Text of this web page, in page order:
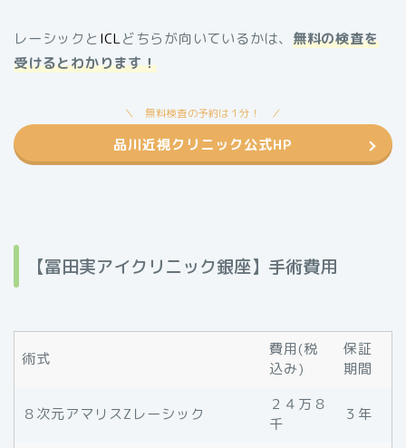
レーシックと ICLどちらが向いているかは、 無料の検査を
受けるとわかります！
無料検査の予約は１分！
品川近視クリニック公式HP
【冨田実アイクリニック銀座】手術費用
術式
費用(税
込み)
保証
期間
８次元アマリスZレーシック
２４万８
千
３年